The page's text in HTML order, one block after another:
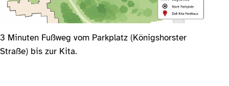
3 Minuten Fußweg vom Parkplatz (Königshorster
Straße) bis zur Kita.